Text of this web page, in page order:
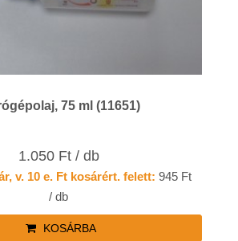
75 ml (11651)
1.050 Ft / db
v. 10 e. Ft kosárért. felett: 945 Ft
/ db
KOSÁRBA